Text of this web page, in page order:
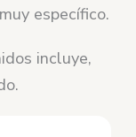
específico.
incluye,